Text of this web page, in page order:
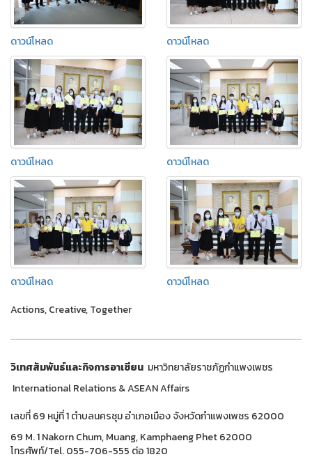
ดาวน์โหลด ดาวน์โหลด
ดาวน์โหลด ดาวน์โหลด
ดาวน์โหลด
ดาวน์โหลด
Actions, Creative, Together
วิเทศสัมพันธ์และกิจการอาเซียน มหาวิทยาลัยราชภัฏกำแพงเพชร
International Relations & ASEAN Affairs
เลขที่ 69 หมู่ที่ 1 ตำบลนครชุม อำเภอเมือง จังหวัดกำแพงเพชร 62000
69 M. 1 Nakorn Chum, Muang, Kamphaeng Phet 62000
โทรศัพท์/Tel. 055-706-555 ต่อ 1820